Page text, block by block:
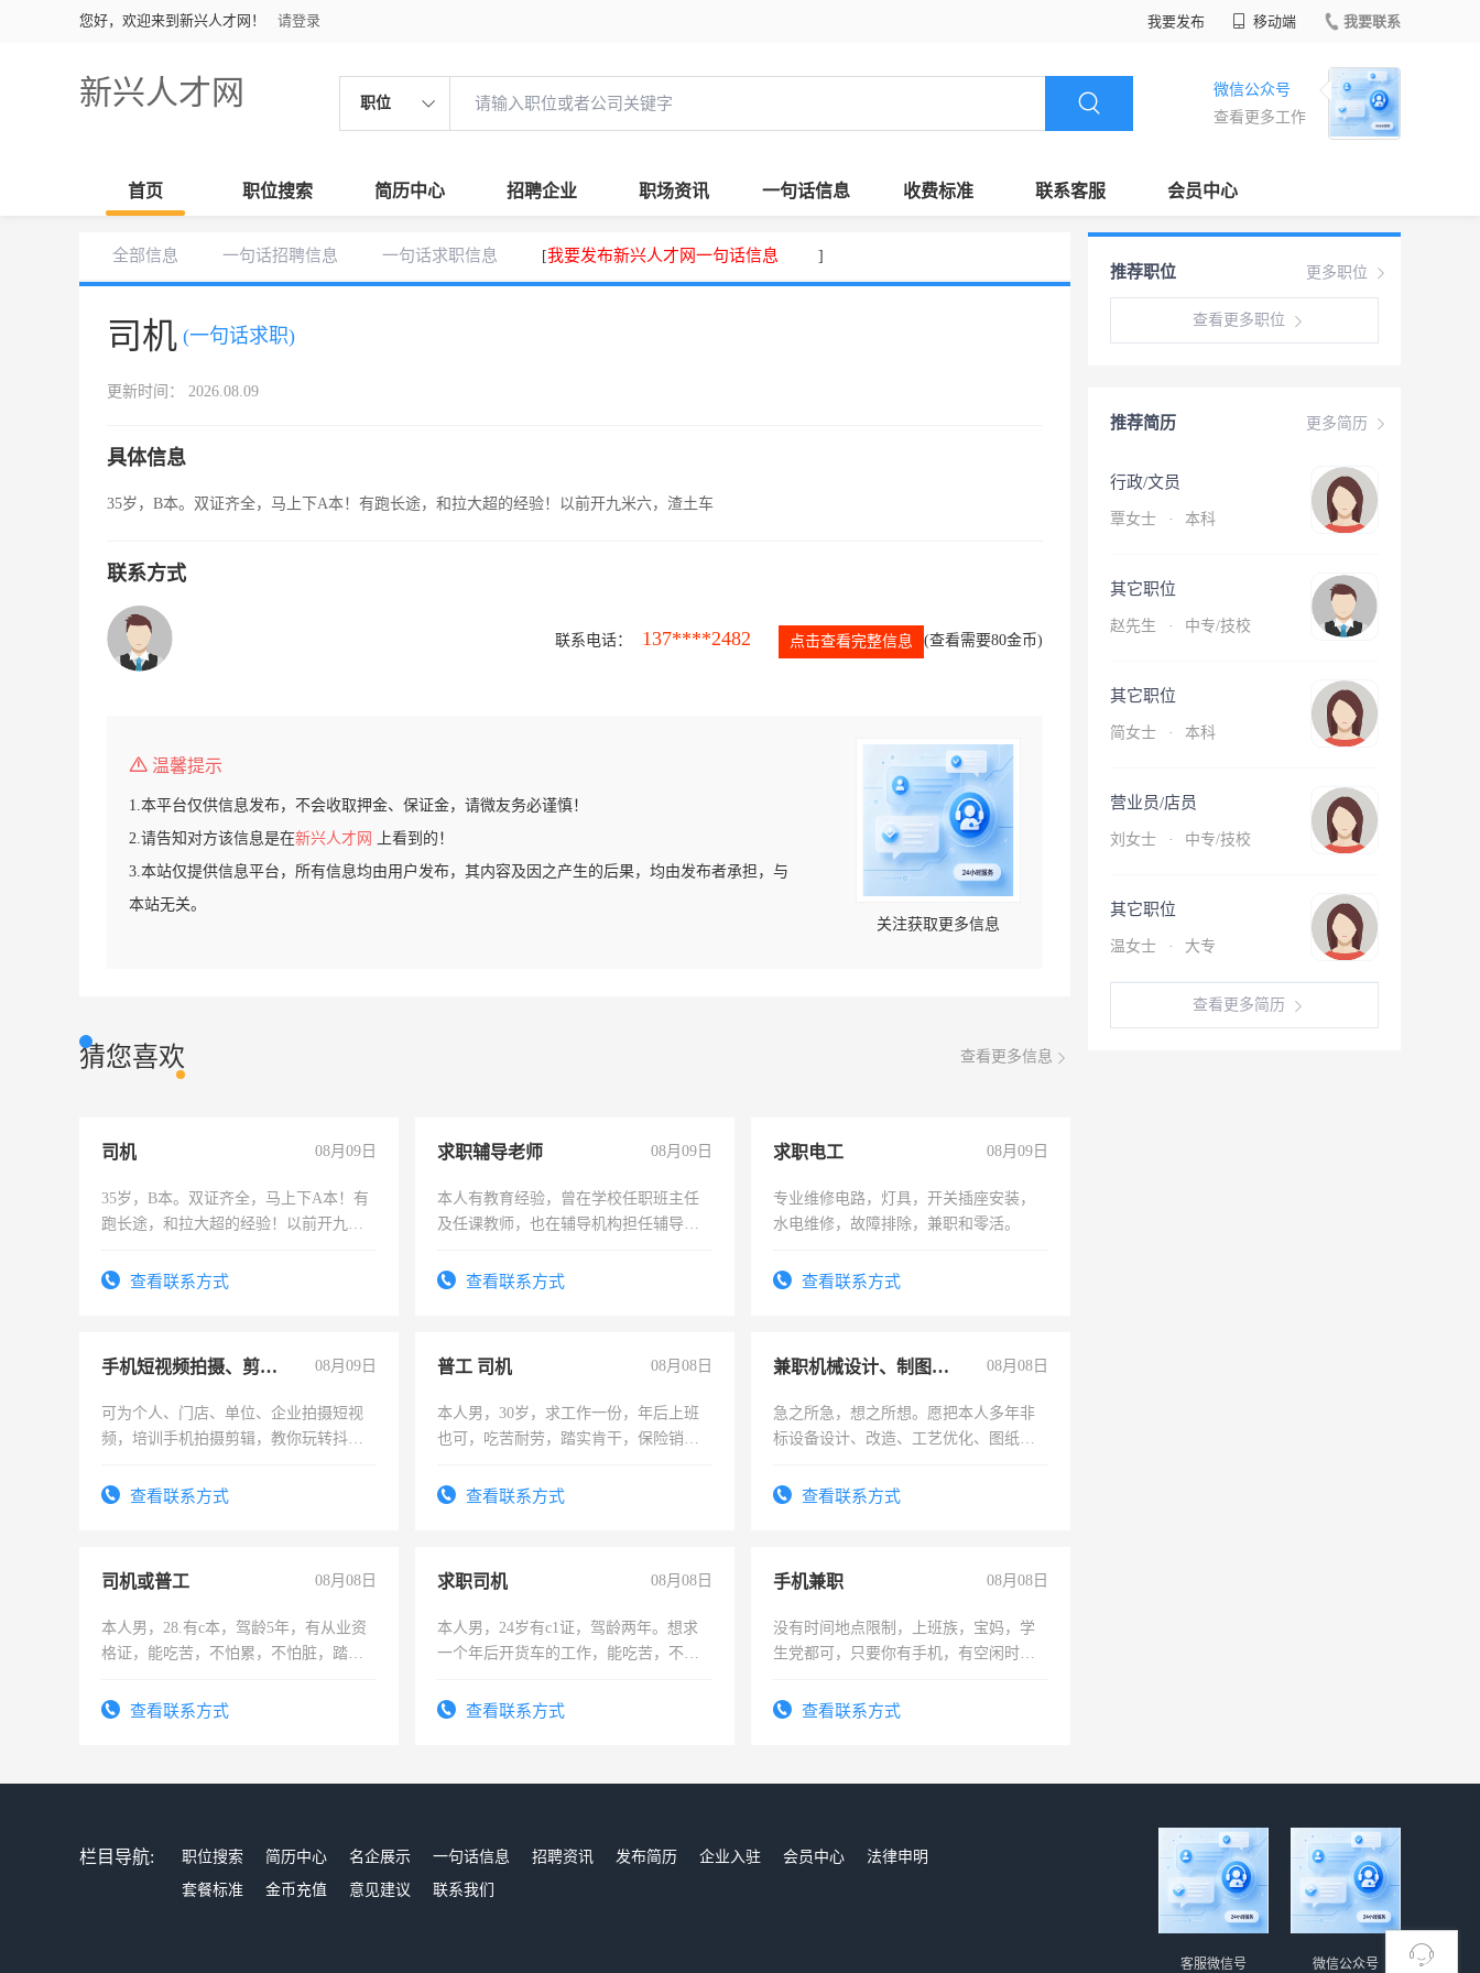
您好，欢迎来到新兴人才网！ 请登录 我要发布 移动端 我要联系
新兴人才网 职位
微信公众号
查看更多工作
首页 职位搜索 简历中心 招聘企业 职场资讯 一句话信息 收费标准 联系客服 会员中心
全部信息 一句话招聘信息 一句话求职信息 [我要发布新兴人才网一句话信息 ]
司机 (一句话求职)
更新时间： 2026.08.09
具体信息
35岁，B本。双证齐全，马上下A本！有跑长途，和拉大超的经验！以前开九米六，渣土车
联系方式
联系电话： 137****2482 点击查看完整信息 (查看需要80金币)
温馨提示
1.本平台仅供信息发布，不会收取押金、保证金，请微友务必谨慎！
2.请告知对方该信息是在新兴人才网
上看到的！
3.本站仅提供信息平台，所有信息均由用户发布，其内容及因之产生的后果，均由发布者承担，与
本站无关。
关注获取更多信息
猜您喜欢 查看更多信息
司机 08月09日
35岁，B本。双证齐全，马上下A本！有
跑长途，和拉大超的经验！以前开九米
查看联系方式
求职辅导老师 08月09日
本人有教育经验，曾在学校任职班主任
及任课教师，也在辅导机构担任辅导教
查看联系方式
求职电工 08月09日
专业维修电路，灯具，开关插座安装，
水电维修，故障排除，兼职和零活。
查看联系方式
手机短视频拍摄、剪辑、抖音快手 08月09日
可为个人、门店、单位、企业拍摄短视
频，培训手机拍摄剪辑，教你玩转抖音
频，培训手机拍摄剪辑，教你玩转抖
查看联系方式
普工 司机 08月08日
本人男，30岁，求工作一份，年后上班
也可，吃苦耐劳，踏实肯干，保险销售
查看联系方式
兼职机械设计、制图、设备改造 08月08日
急之所急，想之所想。愿把本人多年非
标设备设计、改造、工艺优化、图纸制
结识有识之士，共享未来。
查看联系方式
司机或普工 08月08日
本人男，28.有c本，驾龄5年，有从业资
格证，能吃苦，不怕累，不怕脏，踏
查看联系方式
求职司机 08月08日
本人男，24岁有c1证，驾龄两年。想求
一个年后开货车的工作，能吃苦，不怕
查看联系方式
手机兼职 08月08日
没有时间地点限制，上班族，宝妈，学
生党都可，只要你有手机，有空闲时
勤快的四五十，每天挣零花钱没问题！
查看联系方式
更多职位
推荐职位
查看更多职位
更多简历
推荐简历
行政/文员
覃女士 · 本科
其它职位
赵先生 · 中专/技校
其它职位
简女士 · 本科
营业员/店员
刘女士 · 中专/技校
其它职位
温女士 · 大专
查看更多简历
栏目导航: 职位搜索 简历中心 名企展示 一句话信息 招聘资讯 发布简历 企业入驻 会员中心
法律申明
套餐标准
金币充值 意见建议 联系我们
微信公众号
客服微信号